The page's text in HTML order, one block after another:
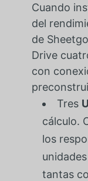
Cuando
del
de
Drive
con
Tres
cálculo.
los
tantas